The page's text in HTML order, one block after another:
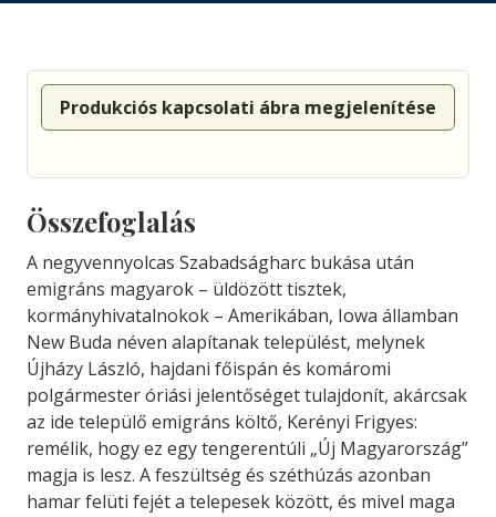
Produkciós kapcsolati ábra megjelenítése
Összefoglalás
A negyvennyolcas Szabadságharc bukása után
emigráns magyarok – üldözött tisztek,
kormányhivatalnokok – Amerikában, Iowa államban
New Buda néven alapítanak települést, melynek
Újházy László, hajdani főispán és komáromi
polgármester óriási jelentőséget tulajdonít, akárcsak
az ide települő emigráns költő, Kerényi Frigyes:
remélik, hogy ez egy tengerentúli „Új Magyarország”
magja is lesz. A feszültség és széthúzás azonban
hamar felüti fejét a telepesek között, és mivel maga